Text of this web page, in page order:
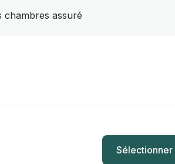
chambres assuré
Sélectionner